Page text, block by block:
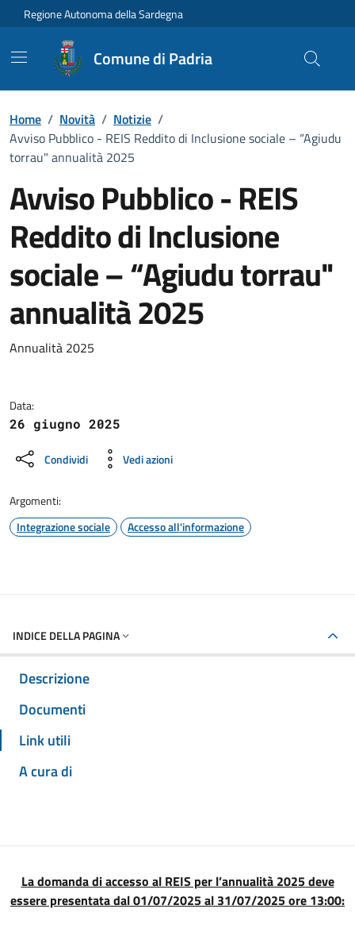
Vai ai contenuti
Vai al Footer
Regione Autonoma della Sardegna
Comune di Padria
Home / Novità / Notizie /
Avviso Pubblico - REIS Reddito di Inclusione sociale – “Agiudu
torrau" annualità 2025
Avviso Pubblico - REIS
Reddito di Inclusione
sociale – “Agiudu torrau"
annualità 2025
Dettagli della notizia
Annualità 2025
Data:
26 giugno 2025
Condividi Vedi azioni
Argomenti:
Integrazione sociale
Accesso all'informazione
INDICE DELLA PAGINA
Descrizione
Documenti
Link utili
A cura di
La domanda di accesso al REIS per l’annualità 2025 deve
essere presentata dal 01/07/2025 al 31/07/2025 ore 13:00: